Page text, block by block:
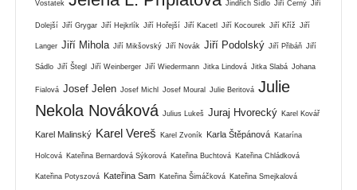
Vostatek Jindřich Šídlo Jiří Černý Jiří
Dolejší Jiří Grygar Jiří Hejkrlík Jiří Hořejší Jiří Kacetl Jiří Kocourek Jiří Kříž Jiří
Langer Jiří Mihola Jiří Mikšovský Jiří Novák Jiří Podolský Jiří Přibáň Jiří
Sádlo Jiří Štegl Jiří Weinberger Jiří Wiedermann Jitka Lindová Jitka Slabá Johana
Fialová Josef Jelen Josef Michl Josef Moural Julie Beritová Julie
Nekola Nováková Julius Lukeš Juraj Hvorecký Karel Kovář
Karel Malinský Karel Vereš Karel Zvoník Karla Štěpánová Katarína
Holcová Kateřina Bernardová Sýkorová Kateřina Buchtová Kateřina Chládková
Kateřina Potyszová Kateřina Sam Kateřina Šimáčková Kateřina Smejkalová